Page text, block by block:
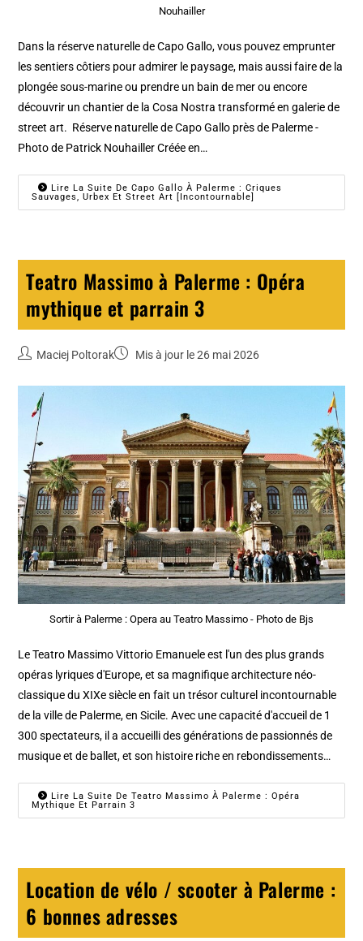
Nouhailler
Dans la réserve naturelle de Capo Gallo, vous pouvez emprunter
les sentiers côtiers pour admirer le paysage, mais aussi faire de la
plongée sous-marine ou prendre un bain de mer ou encore
découvrir un chantier de la Cosa Nostra transformé en galerie de
street art. Réserve naturelle de Capo Gallo près de Palerme -
Photo de Patrick Nouhailler Créée en…
Lire La Suite De Capo Gallo À Palerme : Criques
Sauvages, Urbex Et Street Art [Incontournable]
Teatro Massimo à Palerme : Opéra
mythique et parrain 3
Maciej Poltorak Mis à jour le 26 mai 2026
Sortir à Palerme : Opera au Teatro Massimo - Photo de Bjs
Le Teatro Massimo Vittorio Emanuele est l'un des plus grands
opéras lyriques d'Europe, et sa magnifique architecture néo-
classique du XIXe siècle en fait un trésor culturel incontournable
de la ville de Palerme, en Sicile. Avec une capacité d'accueil de 1
300 spectateurs, il a accueilli des générations de passionnés de
musique et de ballet, et son histoire riche en rebondissements…
Lire La Suite De Teatro Massimo À Palerme : Opéra
Mythique Et Parrain 3
Location de vélo / scooter à Palerme :
6 bonnes adresses